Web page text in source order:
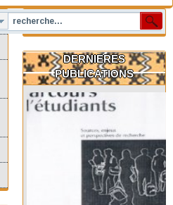
DERNIERES
PUBLICATIONS